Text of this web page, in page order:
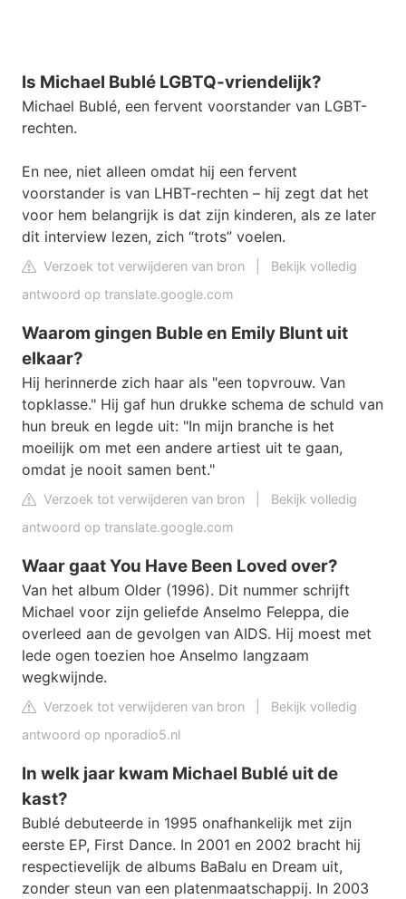
Is Michael Bublé LGBTQ-vriendelijk?
Michael Bublé, een fervent voorstander van LGBT-
rechten.
En nee, niet alleen omdat hij een fervent
voorstander is van LHBT-rechten – hij zegt dat het
voor hem belangrijk is dat zijn kinderen, als ze later
dit interview lezen, zich “trots” voelen.
Verzoek tot verwijderen van bron
Bekijk volledig
antwoord op translate.google.com
Waarom gingen Buble en Emily Blunt uit
elkaar?
Hij herinnerde zich haar als "een topvrouw. Van
topklasse." Hij gaf hun drukke schema de schuld van
hun breuk en legde uit: "In mijn branche is het
moeilijk om met een andere artiest uit te gaan,
omdat je nooit samen bent."
Verzoek tot verwijderen van bron
Bekijk volledig
antwoord op translate.google.com
Waar gaat You Have Been Loved over?
Van het album Older (1996). Dit nummer schrijft
Michael voor zijn geliefde Anselmo Feleppa, die
overleed aan de gevolgen van AIDS. Hij moest met
lede ogen toezien hoe Anselmo langzaam
wegkwijnde.
Verzoek tot verwijderen van bron
Bekijk volledig
antwoord op nporadio5.nl
In welk jaar kwam Michael Bublé uit de
kast?
Bublé debuteerde in 1995 onafhankelijk met zijn
eerste EP, First Dance. In 2001 en 2002 bracht hij
respectievelijk de albums BaBalu en Dream uit,
zonder steun van een platenmaatschappij. In 2003